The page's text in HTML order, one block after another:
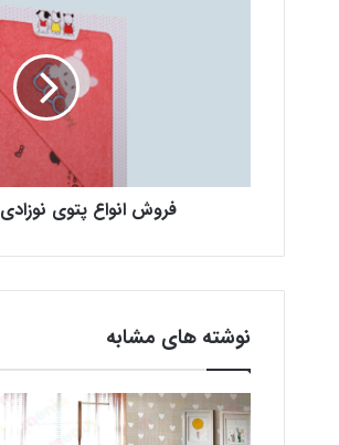
فروش انواع پتوی نوزادی baby Boo
نوشته های مشابه